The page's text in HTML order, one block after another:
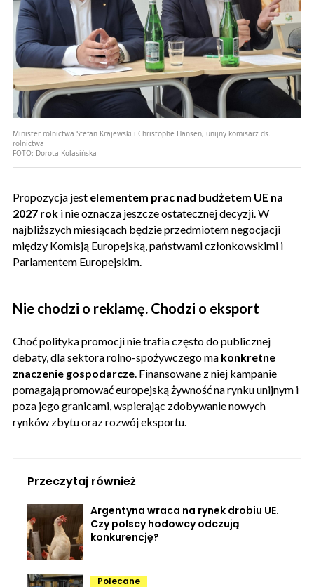
Minister rolnictwa Stefan Krajewski i Christophe Hansen, unijny komisarz ds.
rolnictwa
FOTO: Dorota Kolasińska
Propozycja jest elementem prac nad budżetem UE na
2027 rok i nie oznacza jeszcze ostatecznej decyzji. W
najbliższych miesiącach będzie przedmiotem negocjacji
między Komisją Europejską, państwami członkowskimi i
Parlamentem Europejskim.
Nie chodzi o reklamę. Chodzi o eksport
Choć polityka promocji nie trafia często do publicznej
debaty, dla sektora rolno-spożywczego ma konkretne
znaczenie gospodarcze. Finansowane z niej kampanie
pomagają promować europejską żywność na rynku unijnym i
poza jego granicami, wspierając zdobywanie nowych
rynków zbytu oraz rozwój eksportu.
Przeczytaj również
Argentyna wraca na rynek drobiu UE.
Czy polscy hodowcy odczują
konkurencję?
Polecane